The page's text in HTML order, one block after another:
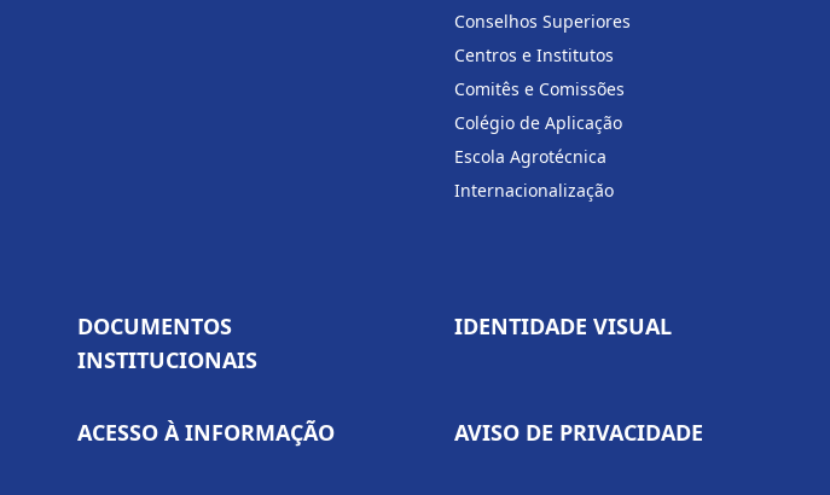
Conselhos Superiores
Centros e Institutos
Comitês e Comissões
Colégio de Aplicação
Escola Agrotécnica
Internacionalização
DOCUMENTOS
INSTITUCIONAIS
IDENTIDADE VISUAL
ACESSO À INFORMAÇÃO AVISO DE PRIVACIDADE